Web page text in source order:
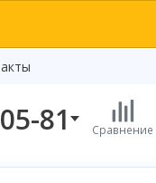
81
81
Сравнение